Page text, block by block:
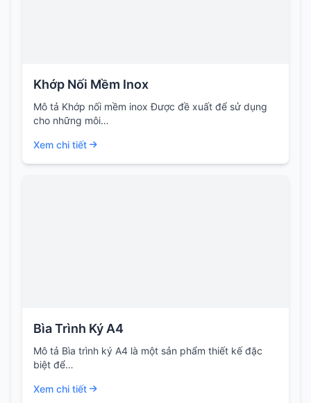
Khớp Nối Mềm Inox
Mô tả Khớp nối mềm inox Được đề xuất để sử dụng
cho những môi…
Xem chi tiết
Bìa Trình Ký A4
Mô tả Bìa trình ký A4 là một sản phẩm thiết kế đặc
biệt để…
Xem chi tiết